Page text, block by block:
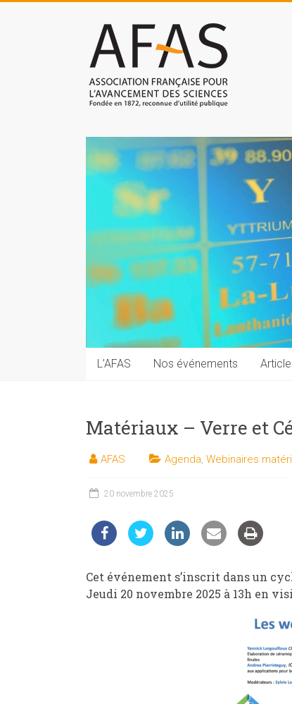
Association
française
pour
des
sciences
(AFAS)
Promouvoir
les
sciences
et
techniques
du
public
L’AFAS Nos événements
Matériaux – Verre et
AFAS Agenda, Webinaires
20 novembre 2025
Cet événement s’inscrit dans un
Jeudi 20 novembre 2025 à 13h en